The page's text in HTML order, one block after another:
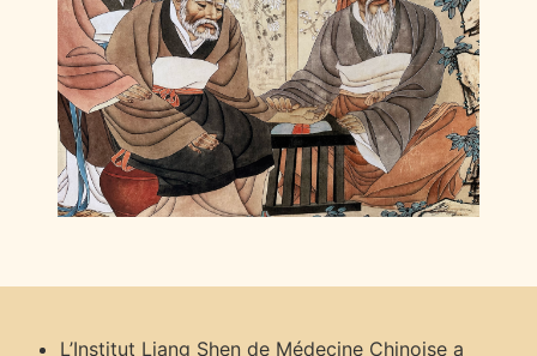
L’Institut Liang Shen de Médecine Chinoise a